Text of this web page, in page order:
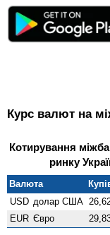
Курс валют на
Котирування
ринку
Валюта
USD долар США
EUR Євро